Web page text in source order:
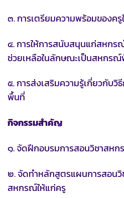
๓. การเตรียมความพร้อมของค
๔. การให้การสนับสนุนแก่สหกร
ช่วยเหลือในลักษณะเป็นสหกร
๕. การส่งเสริมความรู้เกี่ยวกับ
พื้นที่
กิจกรรมสำคัญ
๑. จัดฝึกอบรมการสอนวิชาสหก
๒. จัดทำหลักสูตรแผนการสอน
สหกรณ์ให้แก่ครู